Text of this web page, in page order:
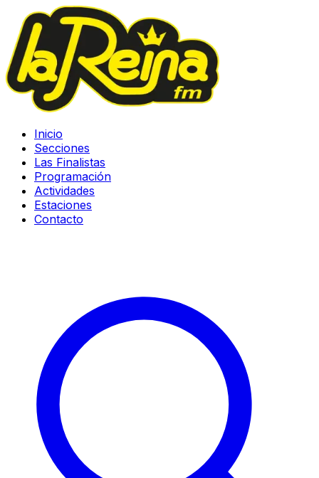
Inicio
Secciones
Las Finalistas
Programación
Actividades
Estaciones
Contacto